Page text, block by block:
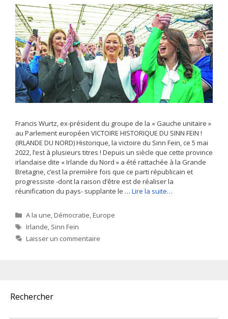
Francis Wurtz, ex-président du groupe de la « Gauche unitaire »
au Parlement européen VICTOIRE HISTORIQUE DU SINN FEIN !
(IRLANDE DU NORD) Historique, la victoire du Sinn Fein, ce 5 mai
2022, l’est à plusieurs titres ! Depuis un siècle que cette province
irlandaise dite « Irlande du Nord » a été rattachée à la Grande
Bretagne, c’est la première fois que ce parti républicain et
progressiste -dont la raison d’être est de réaliser la
réunification du pays- supplante le … Lire la suite…
Catégories
A la une,Démocratie,Europe
Étiquettes
Irlande, Sinn Fein
Laisser un commentaire
Rechercher